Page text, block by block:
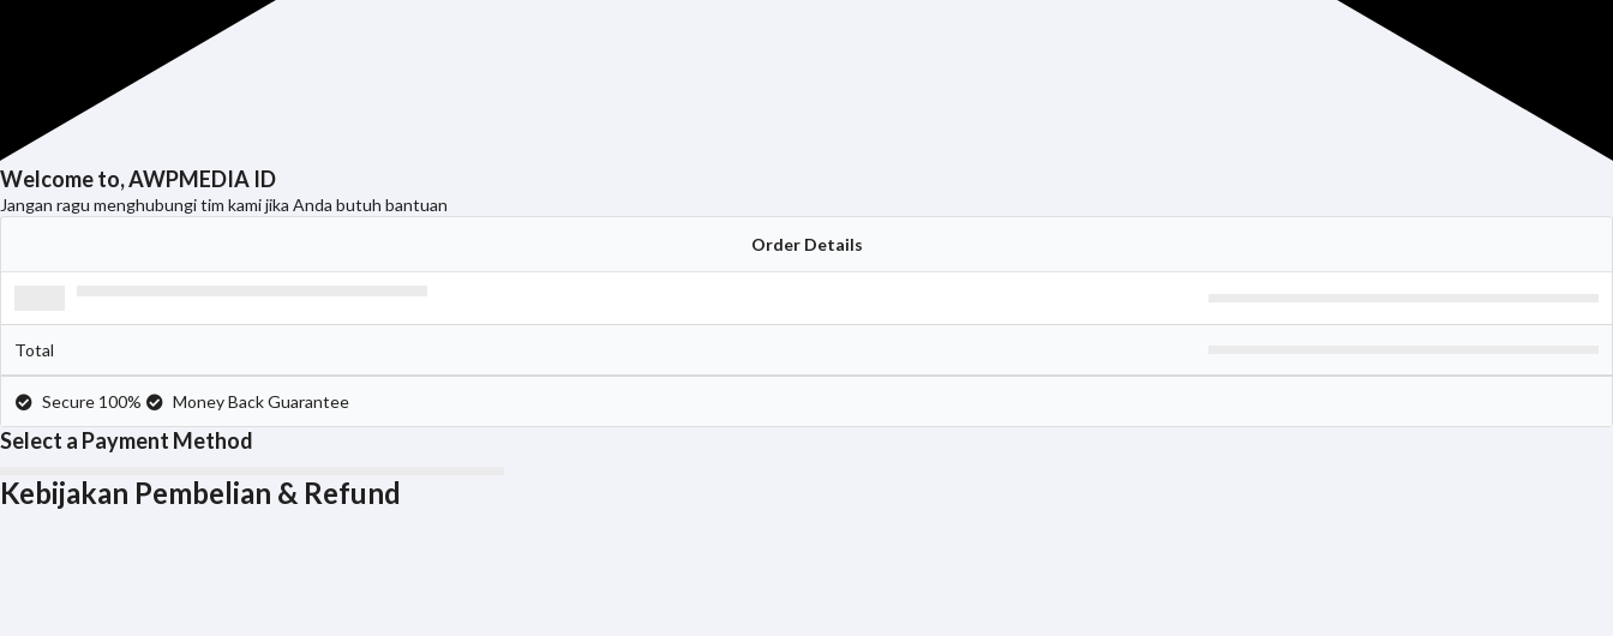
Welcome to, AWPMEDIA ID
Jangan ragu menghubungi tim kami jika Anda butuh bantuan
Order Details
Total
Secure 100% Money Back Guarantee
Select a Payment Method
Kebijakan Pembelian & Refund